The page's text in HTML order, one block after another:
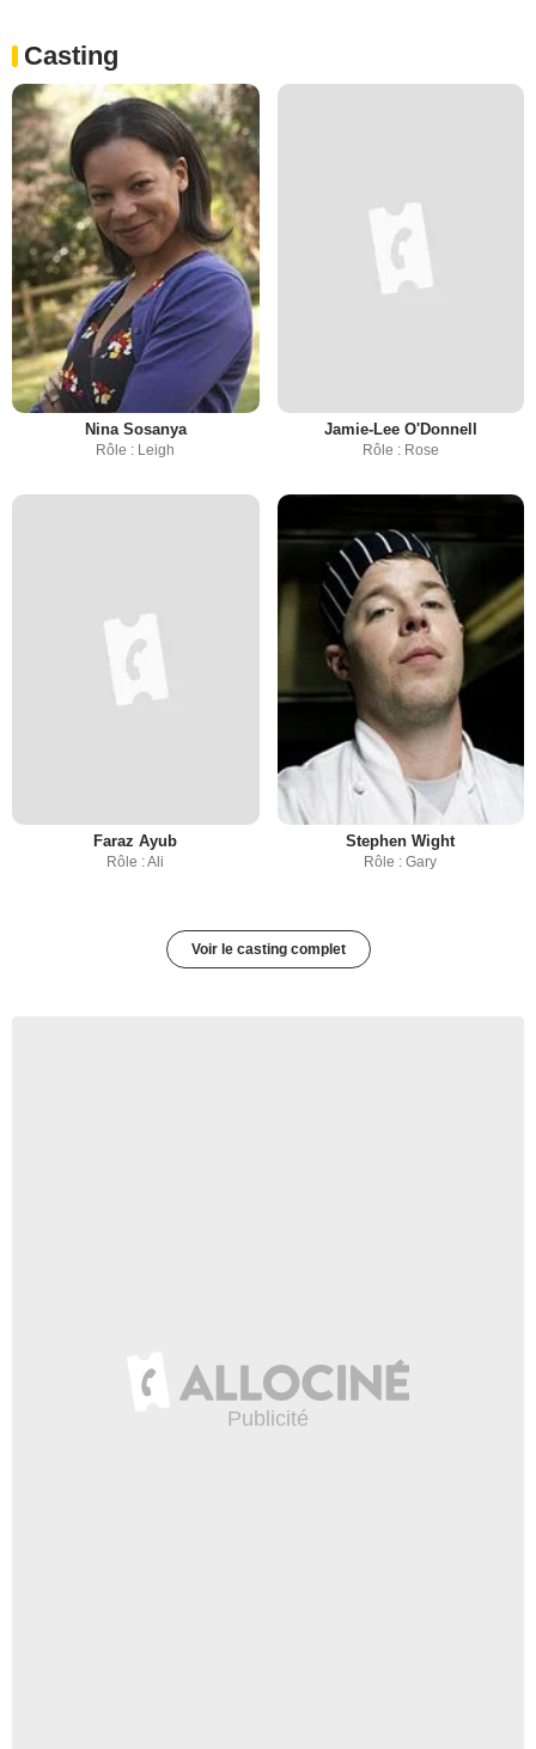
Casting
Nina Sosanya
Rôle : Leigh
Jamie-Lee O'Donnell
Rôle : Rose
Faraz Ayub
Rôle : Ali
Stephen Wight
Rôle : Gary
Voir le casting complet